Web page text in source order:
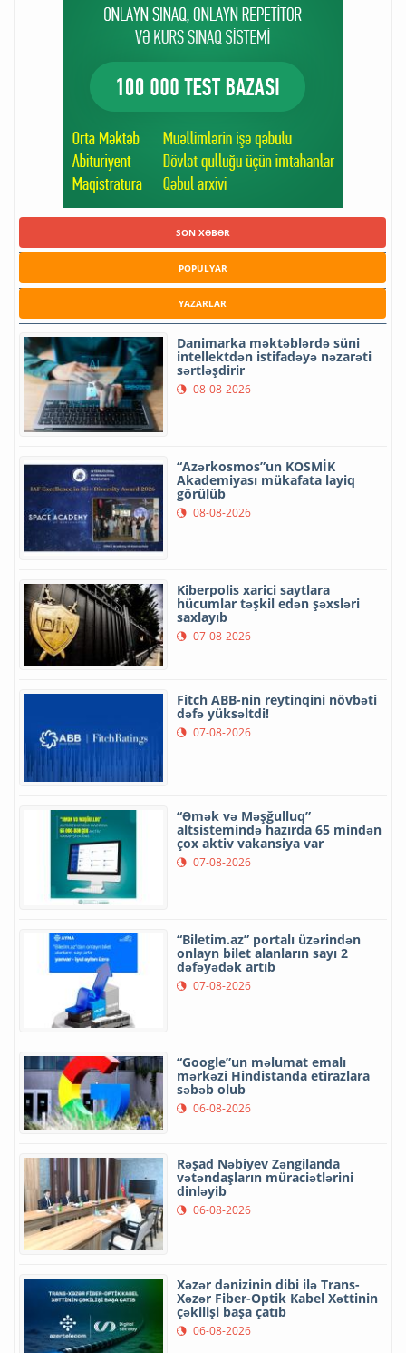
SON XƏBƏR
POPULYAR
YAZARLAR
Danimarka məktəblərdə süni
intellektdən istifadəyə nəzarəti
sərtləşdirir
08-08-2026
“Azərkosmos”un KOSMİK
Akademiyası mükafata layiq
görülüb
08-08-2026
Kiberpolis xarici saytlara
hücumlar təşkil edən şəxsləri
saxlayıb
07-08-2026
Fitch ABB-nin reytinqini növbəti
dəfə yüksəltdi!
07-08-2026
“Əmək və Məşğulluq”
altsistemində hazırda 65 mindən
çox aktiv vakansiya var
07-08-2026
“Biletim.az” portalı üzərindən
onlayn bilet alanların sayı 2
dəfəyədək artıb
07-08-2026
“Google”un məlumat emalı
mərkəzi Hindistanda etirazlara
səbəb olub
06-08-2026
Rəşad Nəbiyev Zəngilanda
vətəndaşların müraciətlərini
dinləyib
06-08-2026
Xəzər dənizinin dibi ilə Trans-
Xəzər Fiber-Optik Kabel Xəttinin
çəkilişi başa çatıb
06-08-2026